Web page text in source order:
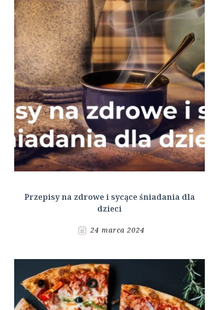
Przepisy na zdrowe i sycące śniadania dla
dzieci
24 marca 2024